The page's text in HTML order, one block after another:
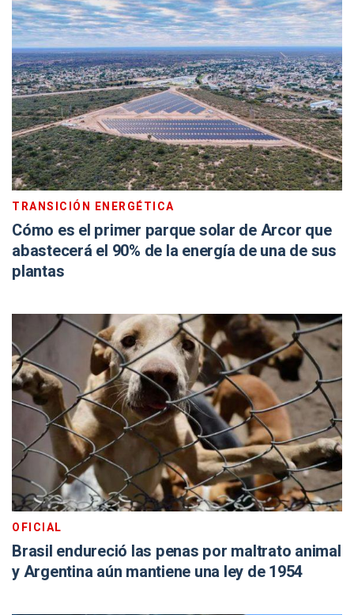
TRANSICIÓN ENERGÉTICA
Cómo es el primer parque solar de Arcor que
abastecerá el 90% de la energía de una de sus
plantas
OFICIAL
Brasil endureció las penas por maltrato animal
y Argentina aún mantiene una ley de 1954